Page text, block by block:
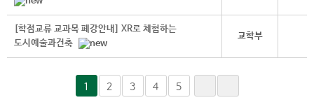
[학점교류 교과목 폐강안내] XR로 체험하는
도시예술과건축
교학부
1 2 3 4 5